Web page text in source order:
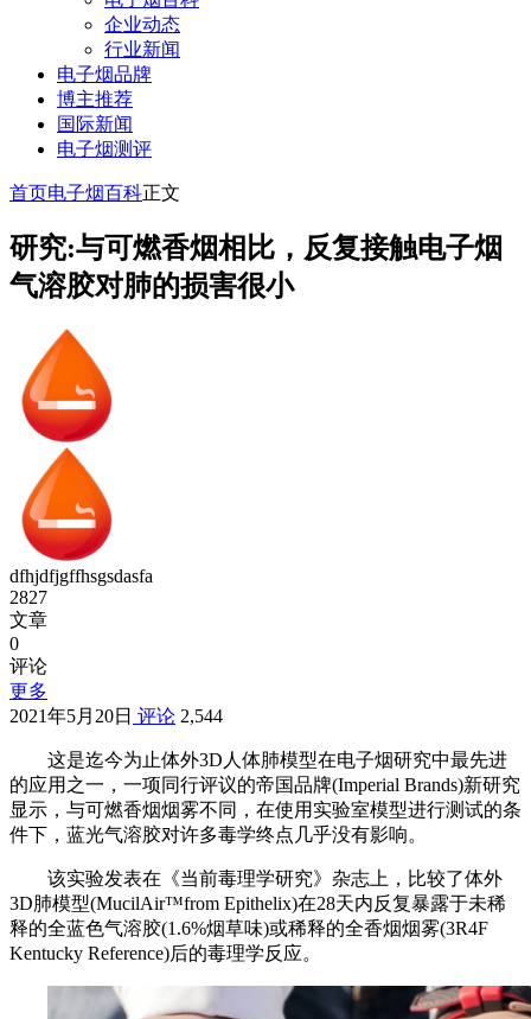
企业动态
行业新闻
电子烟品牌
博主推荐
国际新闻
电子烟测评
首页电子烟百科正文
研究:与可燃香烟相比，反复接触电子烟
气溶胶对肺的损害很小
dfhjdfjgffhsgsdasfa
2827
文章
0
评论
更多
2021年5月20日 评论 2,544
这是迄今为止体外3D人体肺模型在电子烟研究中最先进
的应用之一，一项同行评议的帝国品牌(Imperial Brands)新研究
显示，与可燃香烟烟雾不同，在使用实验室模型进行测试的条
件下，蓝光气溶胶对许多毒学终点几乎没有影响。
该实验发表在《当前毒理学研究》杂志上，比较了体外
3D肺模型(MucilAir™from Epithelix)在28天内反复暴露于未稀
释的全蓝色气溶胶(1.6%烟草味)或稀释的全香烟烟雾(3R4F
Kentucky Reference)后的毒理学反应。